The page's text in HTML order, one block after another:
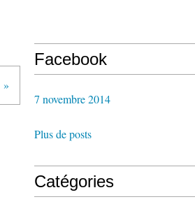
Facebook
7 novembre 2014
Plus de posts
Catégories